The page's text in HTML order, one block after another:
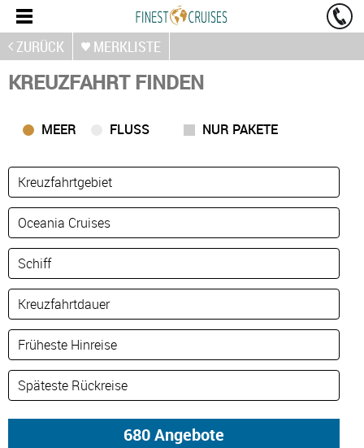
ZURÜCK MERKLISTE
KREUZFAHRT FINDEN
MEER FLUSS NUR PAKETE